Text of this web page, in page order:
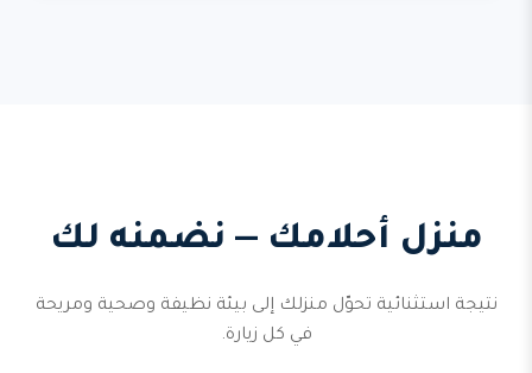
منزل أحلامك — نضمنه لك
نتيجة استثنائية تحوّل منزلك إلى بيئة نظيفة وصحية ومريحة
في كل زيارة.